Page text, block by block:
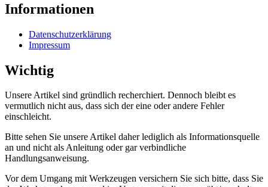
Informationen
Datenschutzerklärung
Impressum
Wichtig
Unsere Artikel sind gründlich recherchiert. Dennoch bleibt es
vermutlich nicht aus, dass sich der eine oder andere Fehler
einschleicht.
Bitte sehen Sie unsere Artikel daher lediglich als Informationsquelle
an und nicht als Anleitung oder gar verbindliche
Handlungsanweisung.
Vor dem Umgang mit Werkzeugen versichern Sie sich bitte, dass Sie